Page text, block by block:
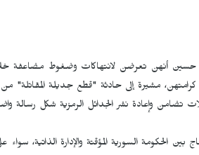
أنهن تعرضن لانتهاكات وضغوط مضاعفة خلال
مشيرة إلى حادثة "قطع جديلة المقاتلة" من
تضامن وإعادة نشر الجدائل الرمزية شكل رسالة
الحكومة السورية المؤقتة والإدارة الذاتية،